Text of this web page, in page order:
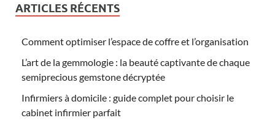
ARTICLES RÉCENTS
Comment optimiser l’espace de coffre et l’organisation
L’art de la gemmologie : la beauté captivante de chaque
semiprecious gemstone décryptée
Infirmiers à domicile : guide complet pour choisir le
cabinet infirmier parfait